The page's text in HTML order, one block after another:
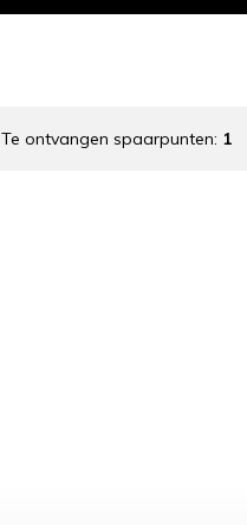
Te ontvangen spaarpunten: 1